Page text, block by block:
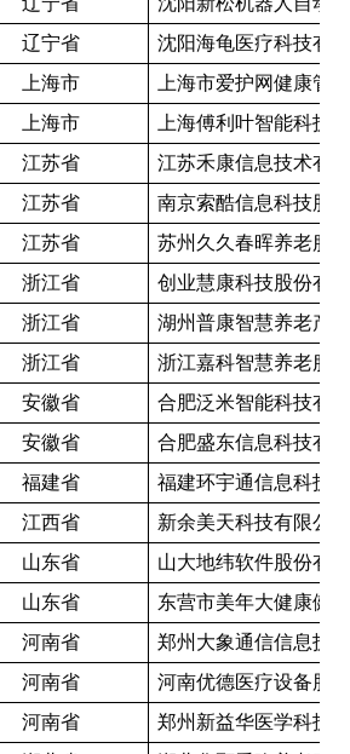
辽宁省
沈阳海龟医疗科技有
上海市
上海市爱护网健康管
上海市
上海傅利叶智能科技
江苏省
江苏禾康信息技术有
江苏省
南京索酷信息科技股
江苏省
苏州久久春晖养老服
浙江省
创业慧康科技股份有
浙江省
湖州普康智慧养老产
浙江省
浙江嘉科智慧养老服
安徽省
合肥泛米智能科技有
安徽省
合肥盛东信息科技有
福建省
福建环宇通信息科技
江西省
新余美天科技有限公司
山东省
山大地纬软件股份有
山东省
东营市美年大健康健
河南省
郑州大象通信信息技
河南省
河南优德医疗设备股
河南省
郑州新益华医学科技